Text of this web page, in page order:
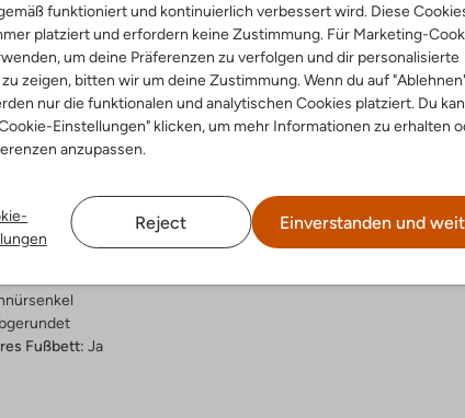
funktioniert und kontinuierlich verbessert wird. Diese
platziert und erfordern keine Zustimmung. Für Marketing-
um deine Präferenzen zu verfolgen und dir personalisierte
zeigen, bitten wir um deine Zustimmung. Wenn du auf
nur die funktionalen und analytischen Cookies platziert. Du
Einstellungen" klicken, um mehr Informationen zu erhalten
anzupassen.
Reject Einverstanden und
& Rückgabe
&
Leder
Fußbett: Ja